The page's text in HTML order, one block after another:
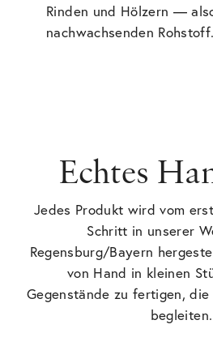
Rinden und Hölzern —
nachwachsenden Rohstoff.
Echtes
Jedes Produkt wird vom
Schritt in unserer
Regensburg/Bayern
von Hand in kleinen
Gegenstände zu fertigen,
begleiten.